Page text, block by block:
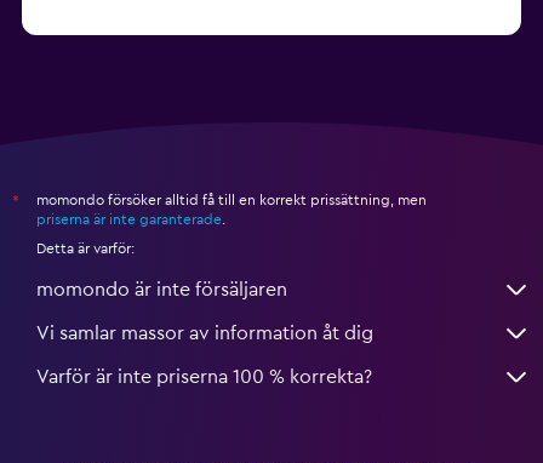
*
momondo försöker alltid få till en korrekt prissättning, men
priserna är inte garanterade
Detta är varför:
momondo är inte försäljaren
Vi samlar massor av information åt dig
Varför är inte priserna 100 % korrekta?